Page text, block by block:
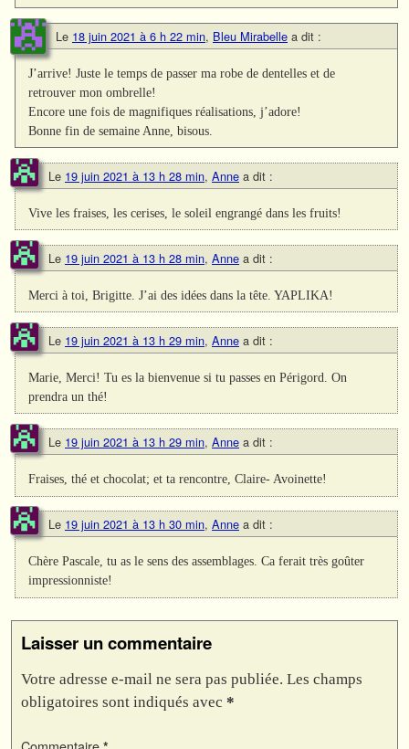
Le 18 juin 2021 à 6 h 22 min, Bleu Mirabelle a dit :
J’arrive! Juste le temps de passer ma robe de dentelles et de
retrouver mon ombrelle!
Encore une fois de magnifiques réalisations, j’adore!
Bonne fin de semaine Anne, bisous.
Le 19 juin 2021 à 13 h 28 min, Anne a dit :
Vive les fraises, les cerises, le soleil engrangé dans les fruits!
Le 19 juin 2021 à 13 h 28 min, Anne a dit :
Merci à toi, Brigitte. J’ai des idées dans la tête. YAPLIKA!
Le 19 juin 2021 à 13 h 29 min, Anne a dit :
Marie, Merci! Tu es la bienvenue si tu passes en Périgord. On
prendra un thé!
Le 19 juin 2021 à 13 h 29 min, Anne a dit :
Fraises, thé et chocolat; et ta rencontre, Claire- Avoinette!
Le 19 juin 2021 à 13 h 30 min, Anne a dit :
Chère Pascale, tu as le sens des assemblages. Ca ferait très goûter
impressionniste!
Laisser un commentaire
Votre adresse e-mail ne sera pas publiée. Les champs
obligatoires sont indiqués avec *